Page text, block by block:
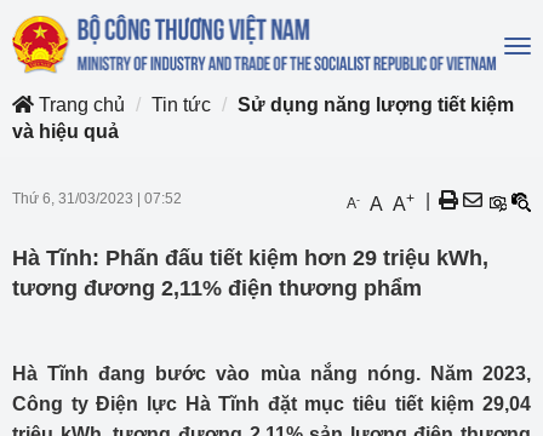
Trang chủ
Tin tức
Sử dụng năng lượng tiết kiệm
và hiệu quả
Thứ 6, 31/03/2023 07:52 A- A A+
Hà Tĩnh: Phấn đấu tiết kiệm hơn 29 triệu kWh,
tương đương 2,11% điện thương phẩm
Hà Tĩnh đang bước vào mùa nắng nóng. Năm 2023,
Công ty Điện lực Hà Tĩnh đặt mục tiêu tiết kiệm 29,04